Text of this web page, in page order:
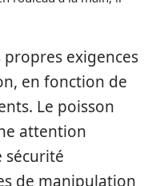
propres exigences
en fonction de
Le poisson
attention
sécurité
de manipulation